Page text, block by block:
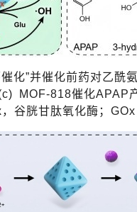
化”并催化前药对乙酰
c) MOF-818催化APAP
，谷胱甘肽氧化酶； GOx